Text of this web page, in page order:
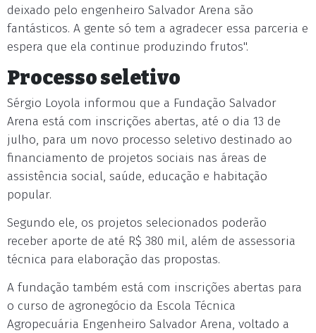
deixado pelo engenheiro Salvador Arena são
fantásticos. A gente só tem a agradecer essa parceria e
espera que ela continue produzindo frutos".
Processo seletivo
Sérgio Loyola informou que a Fundação Salvador
Arena está com inscrições abertas, até o dia 13 de
julho, para um novo processo seletivo destinado ao
financiamento de projetos sociais nas áreas de
assistência social, saúde, educação e habitação
popular.
Segundo ele, os projetos selecionados poderão
receber aporte de até R$ 380 mil, além de assessoria
técnica para elaboração das propostas.
A fundação também está com inscrições abertas para
o curso de agronegócio da Escola Técnica
Agropecuária Engenheiro Salvador Arena, voltado a